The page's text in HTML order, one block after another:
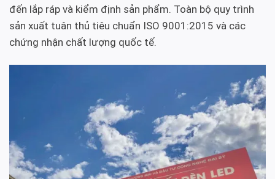
đến lắp ráp và kiểm định sản phẩm. Toàn bộ quy trình
sản xuất tuân thủ tiêu chuẩn ISO 9001:2015 và các
chứng nhận chất lượng quốc tế.